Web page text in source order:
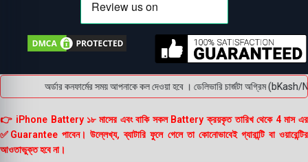
অর্ডার কনফার্মের সময় আপনাকে কল দেওয়া হবে । ডেলিভারি চার্জটা অগ্রিম
👉 iPhone Battery ১৮ মাসের এবং বাকি সকল Battery ক্রয়কৃত তারিখ থেকে 4 মাস এর
✅Guarantee পাবেন। উল্লেখ্য, ব্যাটারি ফুলে গেলে তা কোনোভাবেই গ্যারান্টি বা ওয়ারেন্টির
আওতাভুক্ত হবে না।